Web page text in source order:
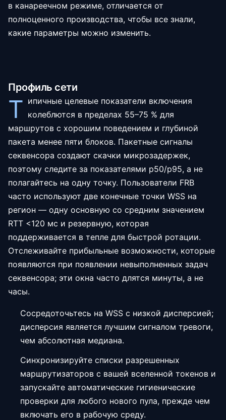
в канареечном режиме, отличается от
полноценного производства, чтобы все знали,
какие параметры можно изменить.
Профиль сети
Т ипичные целевые показатели включения
колеблются в пределах 55–75 % для
маршрутов с хорошим поведением и глубиной
пакета менее пяти блоков. Пакетные сигналы
секвенсора создают скачки микрозадержек,
поэтому следите за показателями p50/p95, а не
полагайтесь на одну точку. Пользователи FRB
часто используют две конечные точки WSS на
регион — одну основную со средним значением
RTT <120 мс и резервную, которая
поддерживается в тепле для быстрой ротации.
Отслеживайте прибыльные возможности, которые
появляются при появлении невыполненных задач
секвенсора; эти окна часто длятся минуты, а не
часы.
Сосредоточьтесь на WSS с низкой дисперсией;
дисперсия является лучшим сигналом тревоги,
чем абсолютная медиана.
Синхронизируйте списки разрешенных
маршрутизаторов с вашей вселенной токенов и
запускайте автоматические гигиенические
проверки для любого нового пула, прежде чем
включать его в рабочую среду.